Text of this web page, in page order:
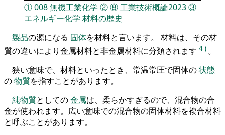
①008無機工業化学 ②⑧工業技術概論2023③
エネルギー化学 材料の歴史
製品の源になる 固体を材料と言います。 材料は、その材
質の違いにより金属材料と非金属材料に分類されます 4) 。
狭い意味で、材料といったとき、常温常圧で固体の状態
の物質を指すことがあります。
純物質としての金属は、柔らかすぎるので、混合物の合
金が使われます。広い意味での混合物の固体材料を複合材料
と呼ぶことがあります。